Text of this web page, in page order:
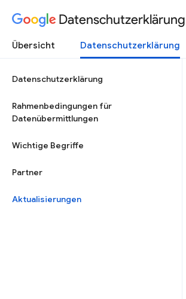
Übersicht Datenschutzerklärung
Datenschutzerklärung
Rahmenbedingungen für
Datenübermittlungen
Wichtige Begriffe
Partner
Aktualisierungen